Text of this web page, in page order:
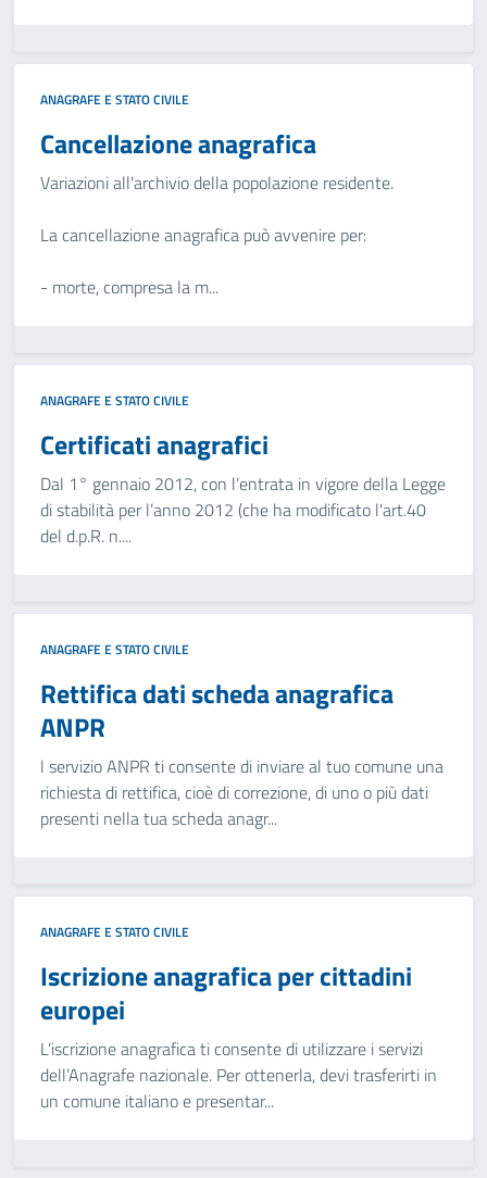
ANAGRAFE E STATO CIVILE
Cancellazione anagrafica
Variazioni all'archivio della popolazione residente.
La cancellazione anagrafica può avvenire per:
- morte, compresa la m...
ANAGRAFE E STATO CIVILE
Certificati anagrafici
Dal 1° gennaio 2012, con l’entrata in vigore della Legge
di stabilità per l’anno 2012 (che ha modificato l'art.40
del d.p.R. n....
ANAGRAFE E STATO CIVILE
Rettifica dati scheda anagrafica
ANPR
l servizio ANPR ti consente di inviare al tuo comune una
richiesta di rettifica, cioè di correzione, di uno o più dati
presenti nella tua scheda anagr...
ANAGRAFE E STATO CIVILE
Iscrizione anagrafica per cittadini
europei
L’iscrizione anagrafica ti consente di utilizzare i servizi
dell’Anagrafe nazionale. Per ottenerla, devi trasferirti in
un comune italiano e presentar...